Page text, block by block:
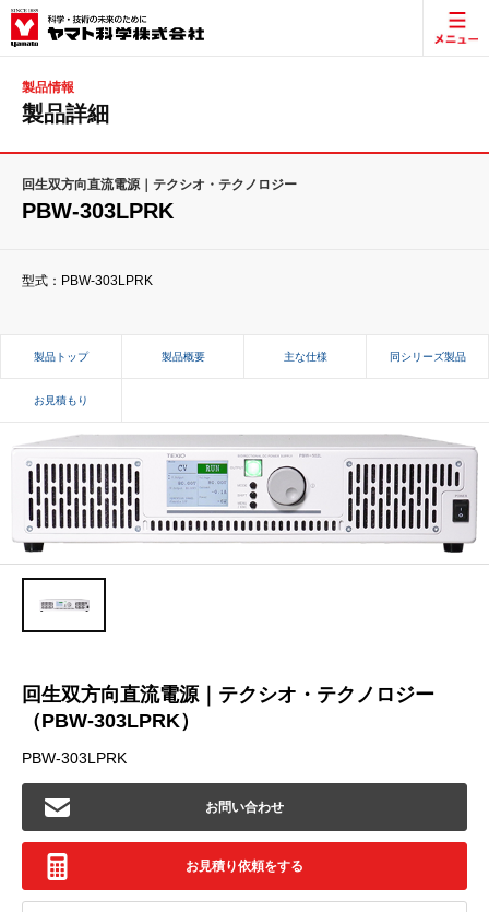
製品情報
製品詳細
回生双方向直流電源｜テクシオ・テクノロジー
PBW-303LPRK
型式：PBW-303LPRK
製品トップ 製品概要 主な仕様 同シリーズ製品
お見積もり
回生双方向直流電源｜テクシオ・テクノロジー
（PBW-303LPRK）
PBW-303LPRK
お問い合わせ
お見積り依頼をする